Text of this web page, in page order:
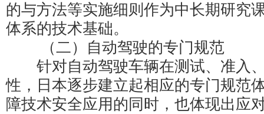
的与方法等实施细则作为中长期研究
体系的技术基础。
（二）自动驾驶的专门规范
针对自动驾驶车辆在测试、准入
性，日本逐步建立起相应的专门规范
障技术安全应用的同时，也体现出应